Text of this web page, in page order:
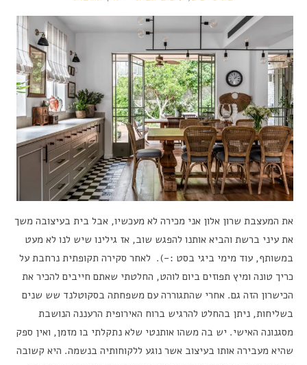
את המעצבת שרון אלון אני מכירה לא מעכשיו, אבל בית בעיצובה משך
את עיני ברשת והביא אותנו להפגש שוב, אז גילינו שיש לנו לא מעט
במשותף, עוד מימי ביגי בסט :-). לאחר סקירה תקופתית נרחבת על
כריך טונה ומיץ תפוזים ביום לוהט, החלטתי שאתם חייבים להכיר את
הכישרון הזה גם. אחרי שהתגוררה עם משפחתה בסקוטלנד שש שנים
בשליחות, ניתן בהחלט להרגיש ברוח האירופית הרעננה הנושבת
מסגנונה האישי. יש בה משהו אותנטי שלא נתקלתי בו מזמן, ואין ספק
שהיא מעבירה אותו בעיצוב אשר נוגע ללקוחותיה בנשמה. היא קשובה